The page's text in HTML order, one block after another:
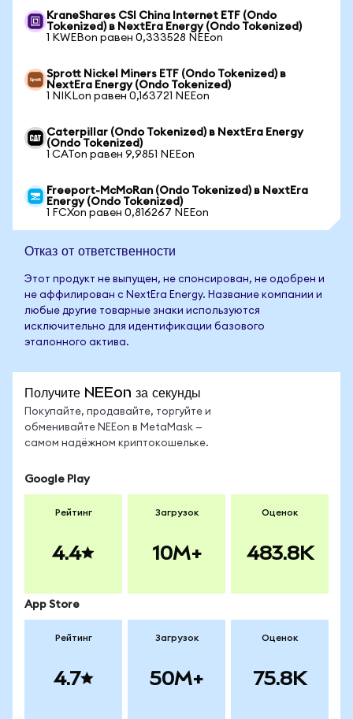
KraneShares CSI China Internet ETF (Ondo
Tokenized) в NextEra Energy (Ondo Tokenized)
1 KWEBon равен 0,333528 NEEon
Sprott Nickel Miners ETF (Ondo Tokenized) в
NextEra Energy (Ondo Tokenized)
1 NIKLon равен 0,163721 NEEon
Caterpillar (Ondo Tokenized) в NextEra Energy
(Ondo Tokenized)
1 CATon равен 9,9851 NEEon
Freeport-McMoRan (Ondo Tokenized) в NextEra
Energy (Ondo Tokenized)
1 FCXon равен 0,816267 NEEon
Отказ от ответственности
Этот продукт не выпущен, не спонсирован, не одобрен и
не аффилирован с NextEra Energy. Название компании и
любые другие товарные знаки используются
исключительно для идентификации базового
эталонного актива.
Получите NEEon за секунды
Покупайте, продавайте, торгуйте и
обменивайте NEEon в MetaMask —
самом надёжном криптокошельке.
Google Play
Рейтинг
4.4
Загрузок
10M+
Оценок
483.8K
App Store
Рейтинг
4.7
Загрузок
50M+
Оценок
75.8K